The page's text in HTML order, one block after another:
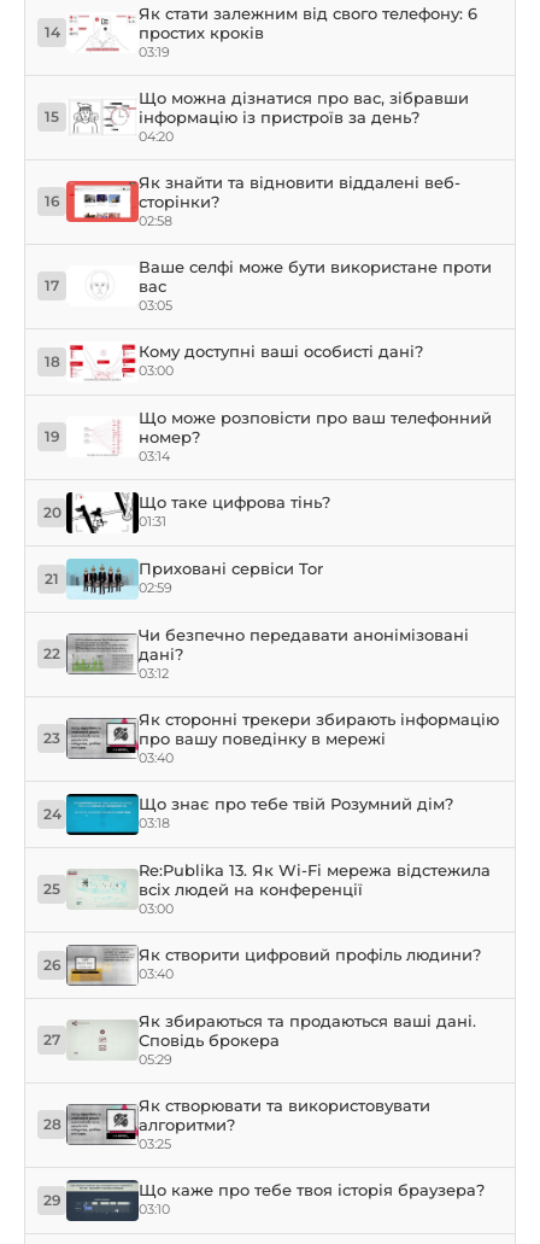
14
Як стати залежним від свого телефону: 6
простих кроків
03:19
15
Що можна дізнатися про вас, зібравши
інформацію із пристроїв за день?
04:20
16
Як знайти та відновити віддалені веб-
сторінки?
02:58
17
Ваше селфі може бути використане проти
вас
03:05
18 Кому доступні ваші особисті дані?
03:00
19
Що може розповісти про ваш телефонний
номер?
03:14
20 Що таке цифрова тінь?
01:31
21 Приховані сервіси Tor
02:59
22
Чи безпечно передавати анонімізовані
дані?
03:12
23
Як сторонні трекери збирають інформацію
про вашу поведінку в мережі
03:40
24 Що знає про тебе твій Розумний дім?
03:18
25
Re:Publika 13. Як Wi-Fi мережа відстежила
всіх людей на конференції
03:00
26 Як створити цифровий профіль людини?
03:40
27
Як збираються та продаються ваші дані.
Сповідь брокера
05:29
28
Як створювати та використовувати
алгоритми?
03:25
29 Що каже про тебе твоя історія браузера?
03:10